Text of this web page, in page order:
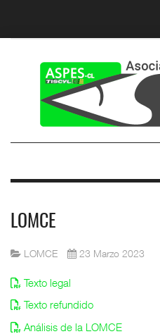
LOMCE
LOMCE 23 Marzo 2023
Texto legal
Texto refundido
Análisis de la LOMCE